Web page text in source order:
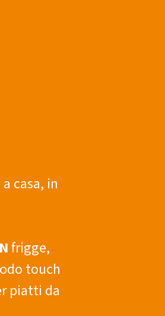
casa, in
frigge,
touch
piatti da